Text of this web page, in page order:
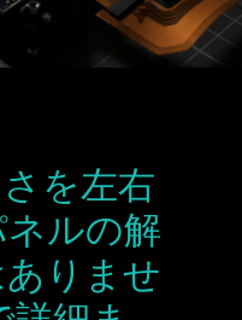
を左右
ルの解
りませ